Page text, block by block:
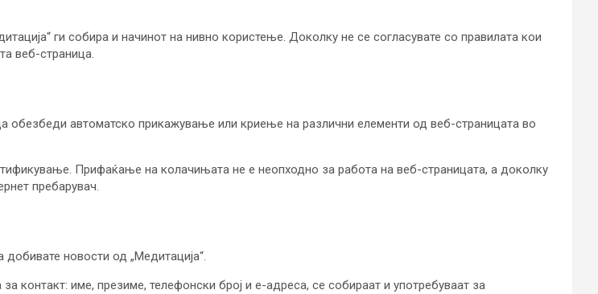
ги собира и начинот на нивно користење. Доколку не се согласувате со правилата кои
веб-страница.
обезбеди автоматско прикажување или криење на различни елементи од веб-страницата во
Прифаќање на колачињата не е неопходно за работа на веб-страницата, а доколку
пребарувач.
новости од „Медитација“.
контакт: име, презиме, телефонски број и е-адреса, се собираат и употребуваат за